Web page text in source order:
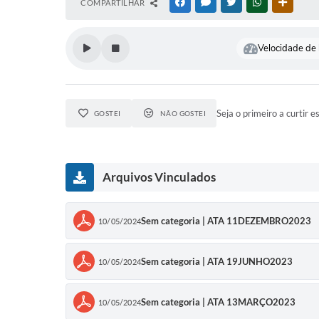
COMPARTILHAR FACEBOOKMESSENGER
TWITTERWHATSAPP
Velocidade de
GOSTEI NÃO GOSTEI Seja o primeiro a curtir
Arquivos Vinculados
10/05/2024Sem categoria | ATA 11DEZEMBRO2023
10/05/2024Sem categoria | ATA 19JUNHO2023
10/05/2024Sem categoria | ATA 13MARÇO2023